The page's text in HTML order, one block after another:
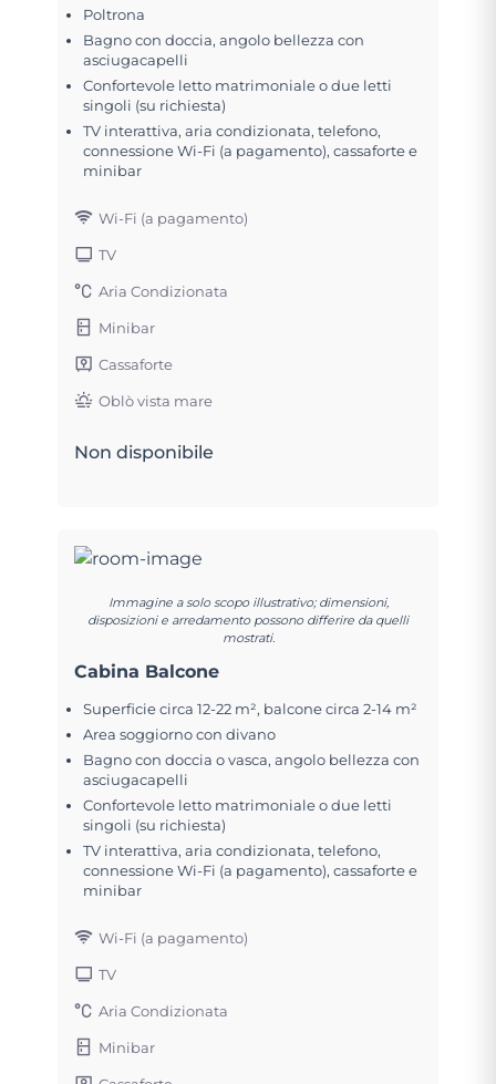
Poltrona
Bagno con doccia, angolo bellezza con
asciugacapelli
Confortevole letto matrimoniale o due letti
singoli (su richiesta)
TV interattiva, aria condizionata, telefono,
connessione Wi-Fi (a pagamento), cassaforte e
minibar
Wi-Fi (a pagamento)
TV
Aria Condizionata
Minibar
Cassaforte
Oblò vista mare
Non disponibile
Immagine a solo scopo illustrativo; dimensioni,
disposizioni e arredamento possono differire da quelli
mostrati.
Cabina Balcone
Superficie circa 12-22 m², balcone circa 2-14 m²
Area soggiorno con divano
Bagno con doccia o vasca, angolo bellezza con
asciugacapelli
Confortevole letto matrimoniale o due letti
singoli (su richiesta)
TV interattiva, aria condizionata, telefono,
connessione Wi-Fi (a pagamento), cassaforte e
minibar
Wi-Fi (a pagamento)
TV
Aria Condizionata
Minibar